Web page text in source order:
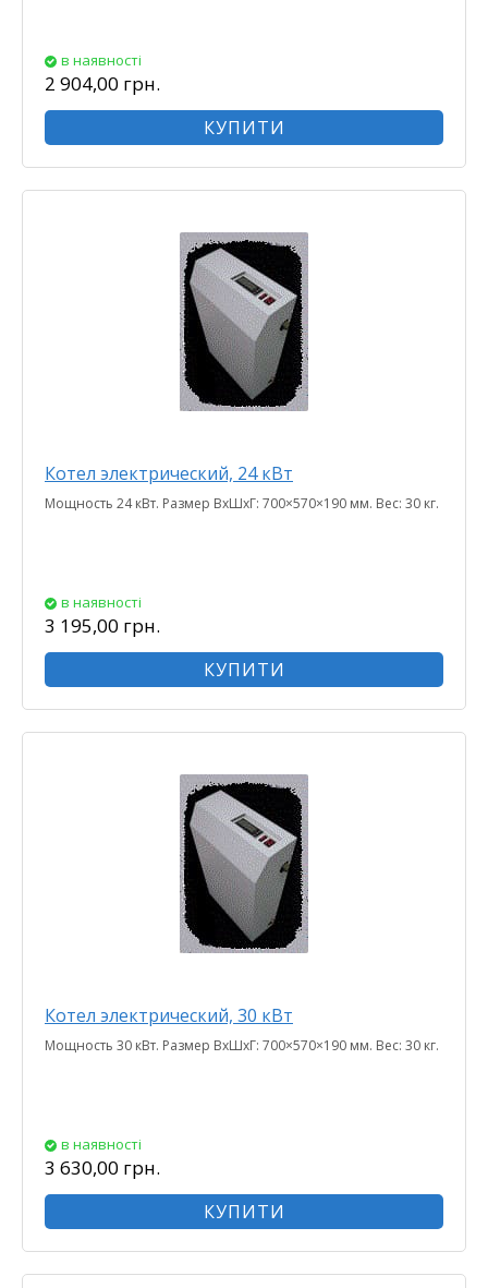
в наявності
2 904,00 грн.
КУПИТИ
Котел электрический, 24 кВт
Мощность 24 кВт. Размер ВхШхГ: 700×570×190 мм. Вес: 30 кг.
в наявності
3 195,00 грн.
КУПИТИ
Котел электрический, 30 кВт
Мощность 30 кВт. Размер ВхШхГ: 700×570×190 мм. Вес: 30 кг.
в наявності
3 630,00 грн.
КУПИТИ